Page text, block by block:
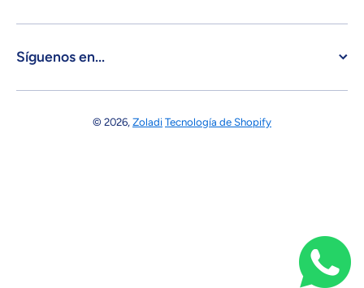
Síguenos en...
© 2026,Zoladi Tecnología de Shopify